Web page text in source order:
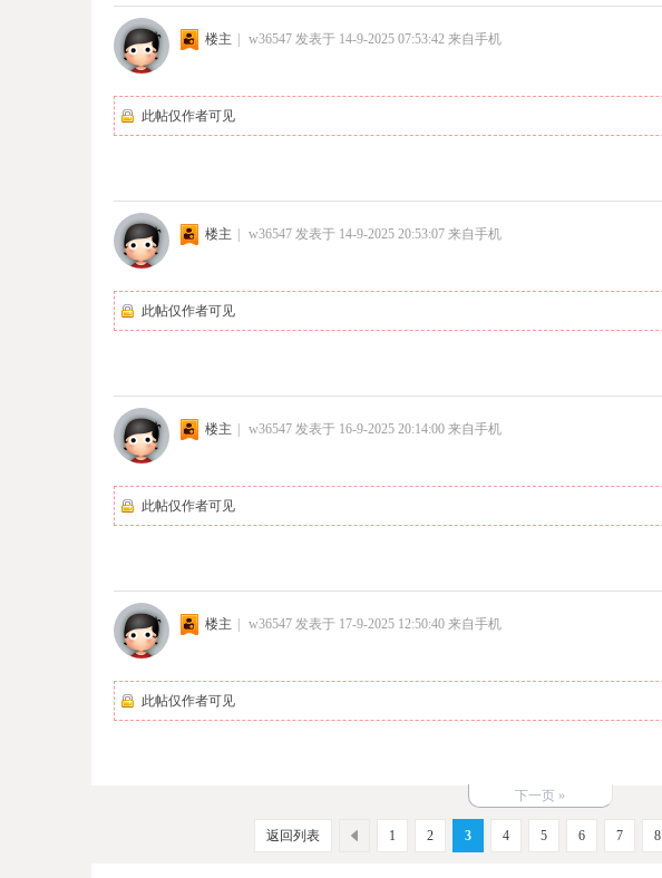
楼主 | w36547 发表于 14-9-2025 07:53:42 来自手机
此帖仅作者可见
楼主 | w36547 发表于 14-9-2025 20:53:07 来自手机
此帖仅作者可见
楼主 | w36547 发表于 16-9-2025 20:14:00 来自手机
此帖仅作者可见
楼主 | w36547 发表于 17-9-2025 12:50:40 来自手机
此帖仅作者可见
下一页 »
1 2 3 4 5 6 7 8
返回列表